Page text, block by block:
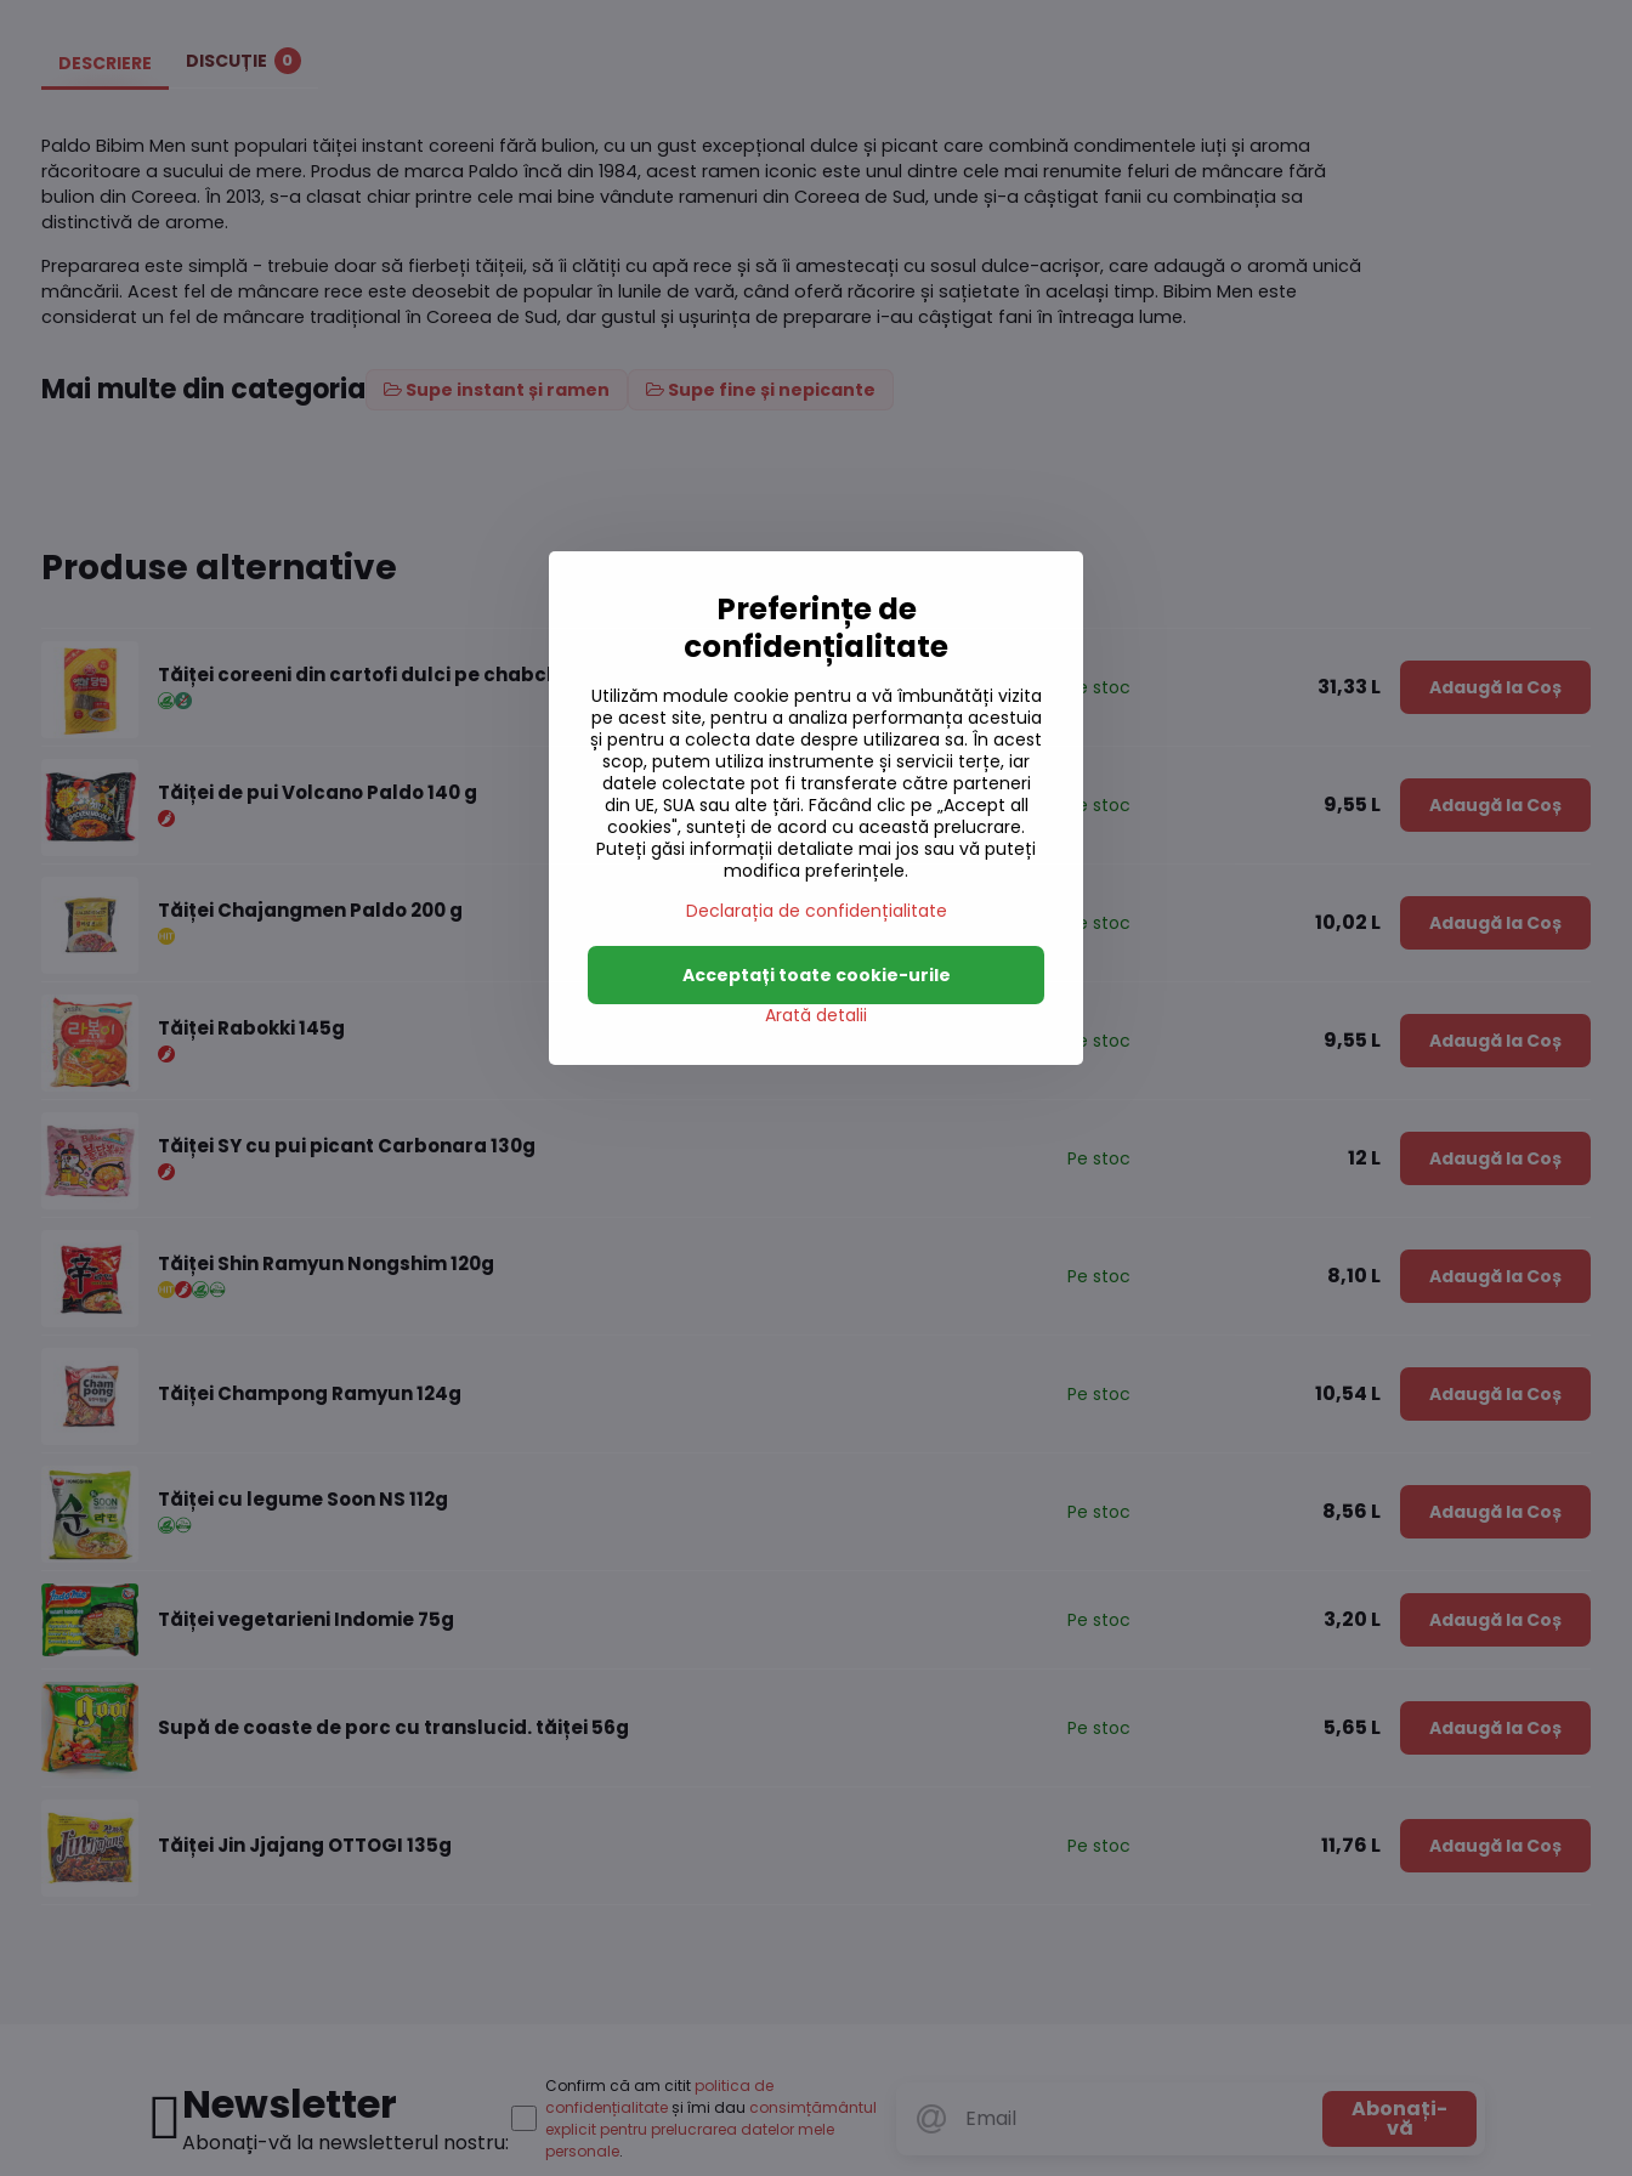
DESCRIERE DISCUȚIE 0
Paldo Bibim Men sunt populari tăiței instant coreeni fără bulion, cu un gust excepțional dulce și picant care combină condimentele iuți și aroma
răcoritoare a sucului de mere. Produs de marca Paldo încă din 1984, acest ramen iconic este unul dintre cele mai renumite feluri de mâncare fără
bulion din Coreea. În 2013, s-a clasat chiar printre cele mai bine vândute ramenuri din Coreea de Sud, unde și-a câștigat fanii cu combinația sa
distinctivă de arome.
Prepararea este simplă - trebuie doar să fierbeți tăițeii, să îi clătiți cu apă rece și să îi amestecați cu sosul dulce-acrișor, care adaugă o aromă unică
mâncării. Acest fel de mâncare rece este deosebit de popular în lunile de vară, când oferă răcorire și sațietate în același timp. Bibim Men este
considerat un fel de mâncare tradițional în Coreea de Sud, dar gustul și ușurința de preparare i-au câștigat fani în întreaga lume.
Mai multe din categoria Supe instant și ramen Supe fine și nepicante
Produse alternative
Tăiței coreeni din cartofi dulci pe chabcha 300 g Pe stoc 31,33 L Adaugă la Coș
Tăiței de pui Volcano Paldo 140 g Pe stoc 9,55 L Adaugă la Coș
Tăiței Chajangmen Paldo 200 g Pe stoc 10,02 L Adaugă la Coș
Tăiței Rabokki 145g Pe stoc 9,55 L Adaugă la Coș
Tăiței SY cu pui picant Carbonara 130g Pe stoc 12 L Adaugă la Coș
Tăiței Shin Ramyun Nongshim 120g Pe stoc 8,10 L Adaugă la Coș
Tăiței Champong Ramyun 124g Pe stoc 10,54 L Adaugă la Coș
Tăiței cu legume Soon NS 112g Pe stoc 8,56 L Adaugă la Coș
Tăiței vegetarieni Indomie 75g Pe stoc 3,20 L Adaugă la Coș
Supă de coaste de porc cu translucid. tăiței 56g Pe stoc 5,65 L Adaugă la Coș
Tăiței Jin Jjajang OTTOGI 135g Pe stoc 11,76 L Adaugă la Coș
Newsletter
Abonați-vă la newsletterul nostru:
Abonați-
vă
Confirm că am citit politica de
confidențialitateși îmi dau consimțământul
explicit pentru prelucrarea datelor mele
personale.
Preferințe de
confidențialitate
Utilizăm module cookie pentru a vă îmbunătăți vizita
pe acest site, pentru a analiza performanța acestuia
și pentru a colecta date despre utilizarea sa. În acest
scop, putem utiliza instrumente și servicii terțe, iar
datele colectate pot fi transferate către parteneri
din UE, SUA sau alte țări. Făcând clic pe „Accept all
cookies", sunteți de acord cu această prelucrare.
Puteți găsi informații detaliate mai jos sau vă puteți
modifica preferințele.
Declarația de confidențialitate
Arată detalii
Acceptați toate cookie-urile